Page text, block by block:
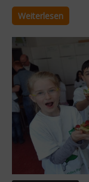
Weiterlesen